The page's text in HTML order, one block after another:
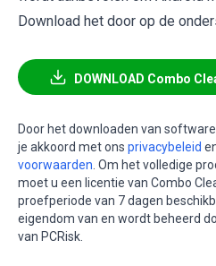
Download het door op de
DOWNLOAD Combo
Door het downloaden van
je akkoord met ons privacybeleid
voorwaarden. Om het volledige
moet u een licentie van Combo
proefperiode van 7 dagen
eigendom van en wordt beheerd
van PCRisk.